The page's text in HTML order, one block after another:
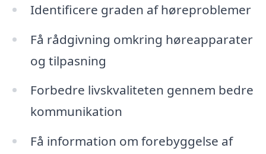
Identificere graden af høreproblemer
Få rådgivning omkring høreapparater
og tilpasning
Forbedre livskvaliteten gennem bedre
kommunikation
Få information om forebyggelse af